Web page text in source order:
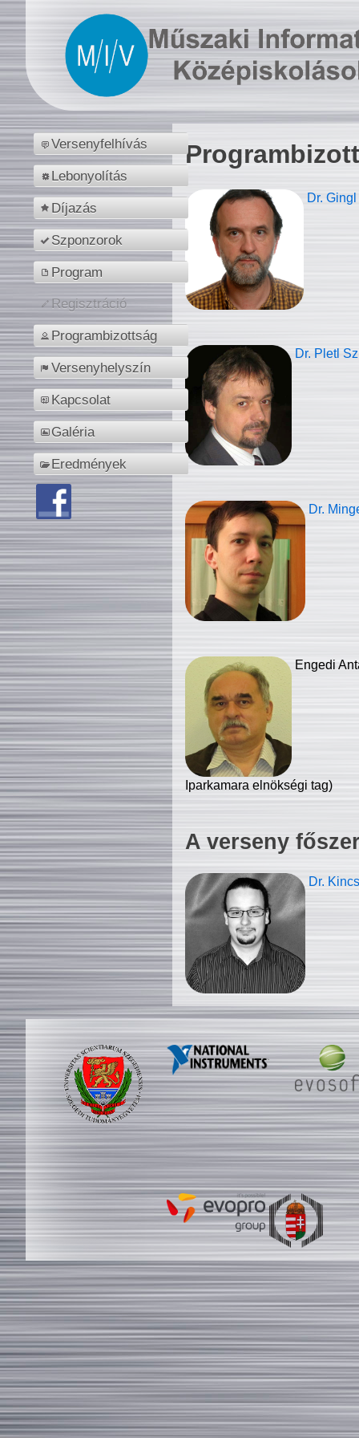
Versenyfelhívás
Lebonyolítás
Díjazás
Szponzorok
Program
Regisztráció
Programbizottság
Versenyhelyszín
Kapcsolat
Galéria
Eredmények
Dr.
Dr. Pletl
Dr.
Engedi
Iparkamara elnökségi tag)
A verseny
Dr.